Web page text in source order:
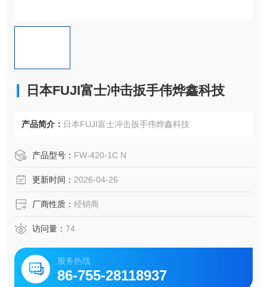
日本FUJI富士冲击扳手伟烨鑫科技
产品简介： 日本FUJI富士冲击扳手伟烨鑫科技
产品型号： FW-420-1C N
更新时间： 2026-04-26
厂商性质： 经销商
访问量： 74
服务热线
86-755-28118937